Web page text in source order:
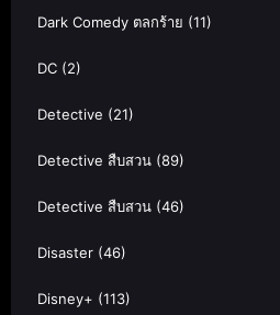
Dark Comedy ตลกร้าย (11)
DC (2)
Detective (21)
Detective สืบสวน (89)
Detective สืบสวน (46)
Disaster (46)
Disney+ (113)